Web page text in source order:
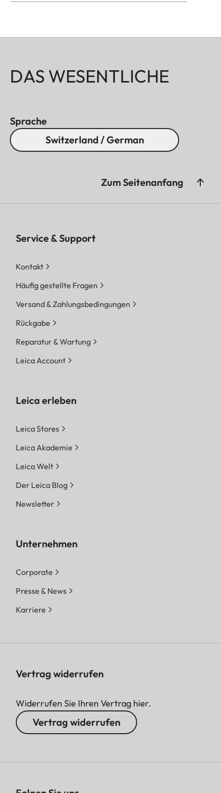
DAS WESENTLICHE
Sprache
Switzerland / German
Zum Seitenanfang
Service & Support
Kontakt
Häufig gestellte Fragen
Versand & Zahlungsbedingungen
Rückgabe
Reparatur & Wartung
Leica Account
Leica erleben
Leica Stores
Leica Akademie
Leica Welt
Der Leica Blog
Newsletter
Unternehmen
Corporate
Presse & News
Karriere
Vertrag widerrufen
Widerrufen Sie Ihren Vertrag hier.
Vertrag widerrufen